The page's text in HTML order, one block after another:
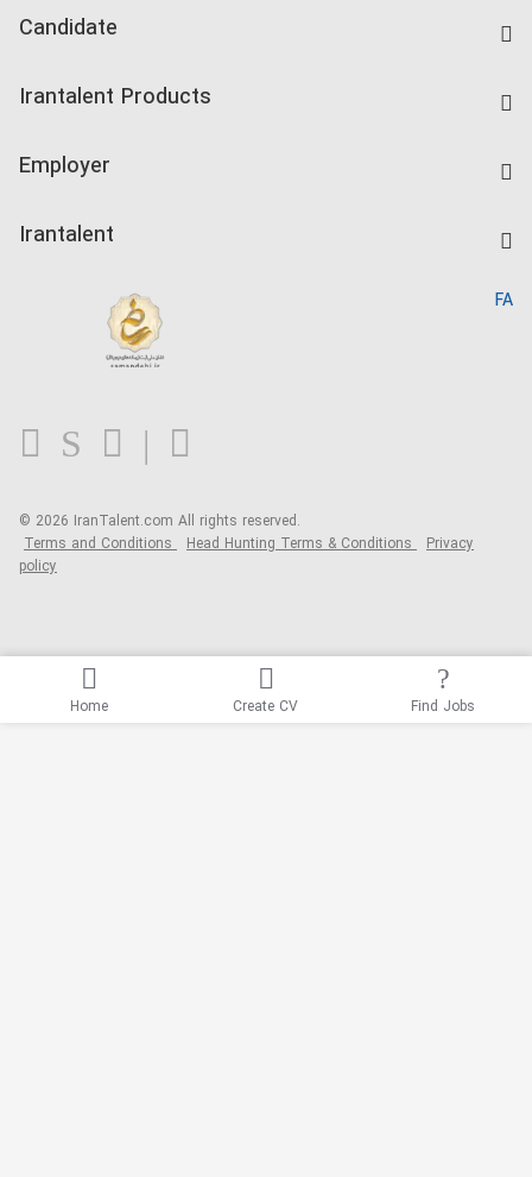
Candidate
Companies Rate
Irantalent Products
Kardix
Employer
Irantalent
Blog
FA
© 2026 IranTalent.com All rights reserved.
Terms and Conditions Head Hunting Terms & Conditions Privacy
policy
Home Create CV Find Jobs